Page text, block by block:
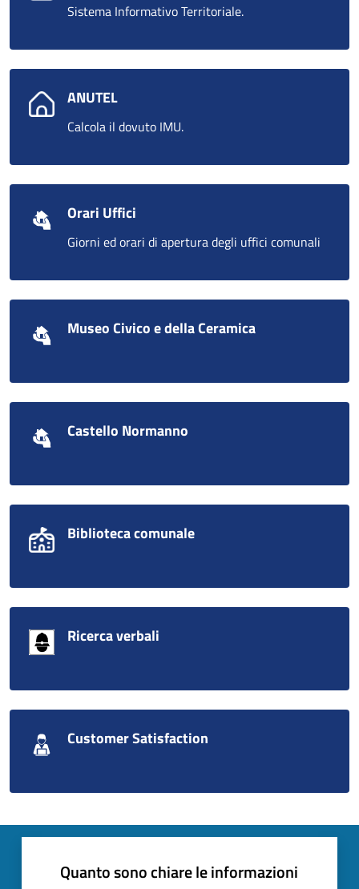
Sistema Informativo Territoriale.
ANUTEL
Calcola il dovuto IMU.
Orari Uffici
Giorni ed orari di apertura degli uffici comunali
Museo Civico e della Ceramica
Castello Normanno
Biblioteca comunale
Ricerca verbali
Customer Satisfaction
Quanto sono chiare le informazioni